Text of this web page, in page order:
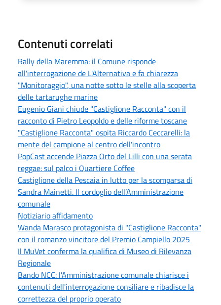
Contenuti correlati
Rally della Maremma: il Comune risponde
all'interrogazione de L'Alternativa e fa chiarezza
"Monitoraggio", una notte sotto le stelle alla scoperta
delle tartarughe marine
Eugenio Giani chiude "Castiglione Racconta" con il
racconto di Pietro Leopoldo e delle riforme toscane
"Castiglione Racconta" ospita Riccardo Ceccarelli: la
mente del campione al centro dell'incontro
PopCast accende Piazza Orto del Lilli con una serata
reggae: sul palco i Quartiere Coffee
Castiglione della Pescaia in lutto per la scomparsa di
Sandra Mainetti. Il cordoglio dell’Amministrazione
comunale
Notiziario affidamento
Wanda Marasco protagonista di "Castiglione Racconta"
con il romanzo vincitore del Premio Campiello 2025
Il MuVet conferma la qualifica di Museo di Rilevanza
Regionale
Bando NCC: l'Amministrazione comunale chiarisce i
contenuti dell'interrogazione consiliare e ribadisce la
correttezza del proprio operato